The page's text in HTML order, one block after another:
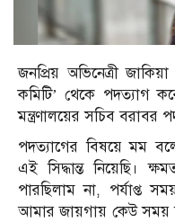
জনপ্রিয় অভিনেত্রী
কমিটি’ থেকে পদত্যাগ
মন্ত্রণালয়ের সচিব বরাবর
পদত্যাগের বিষয়ে মম
এই সিদ্ধান্ত নিয়েছি।
পারছিলাম না, পর্যাপ্ত
আমার জায়গায় কেউ সময়